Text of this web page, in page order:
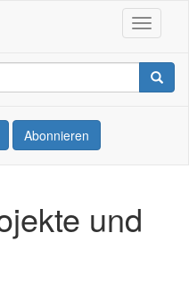
Suche
Abonnieren
und